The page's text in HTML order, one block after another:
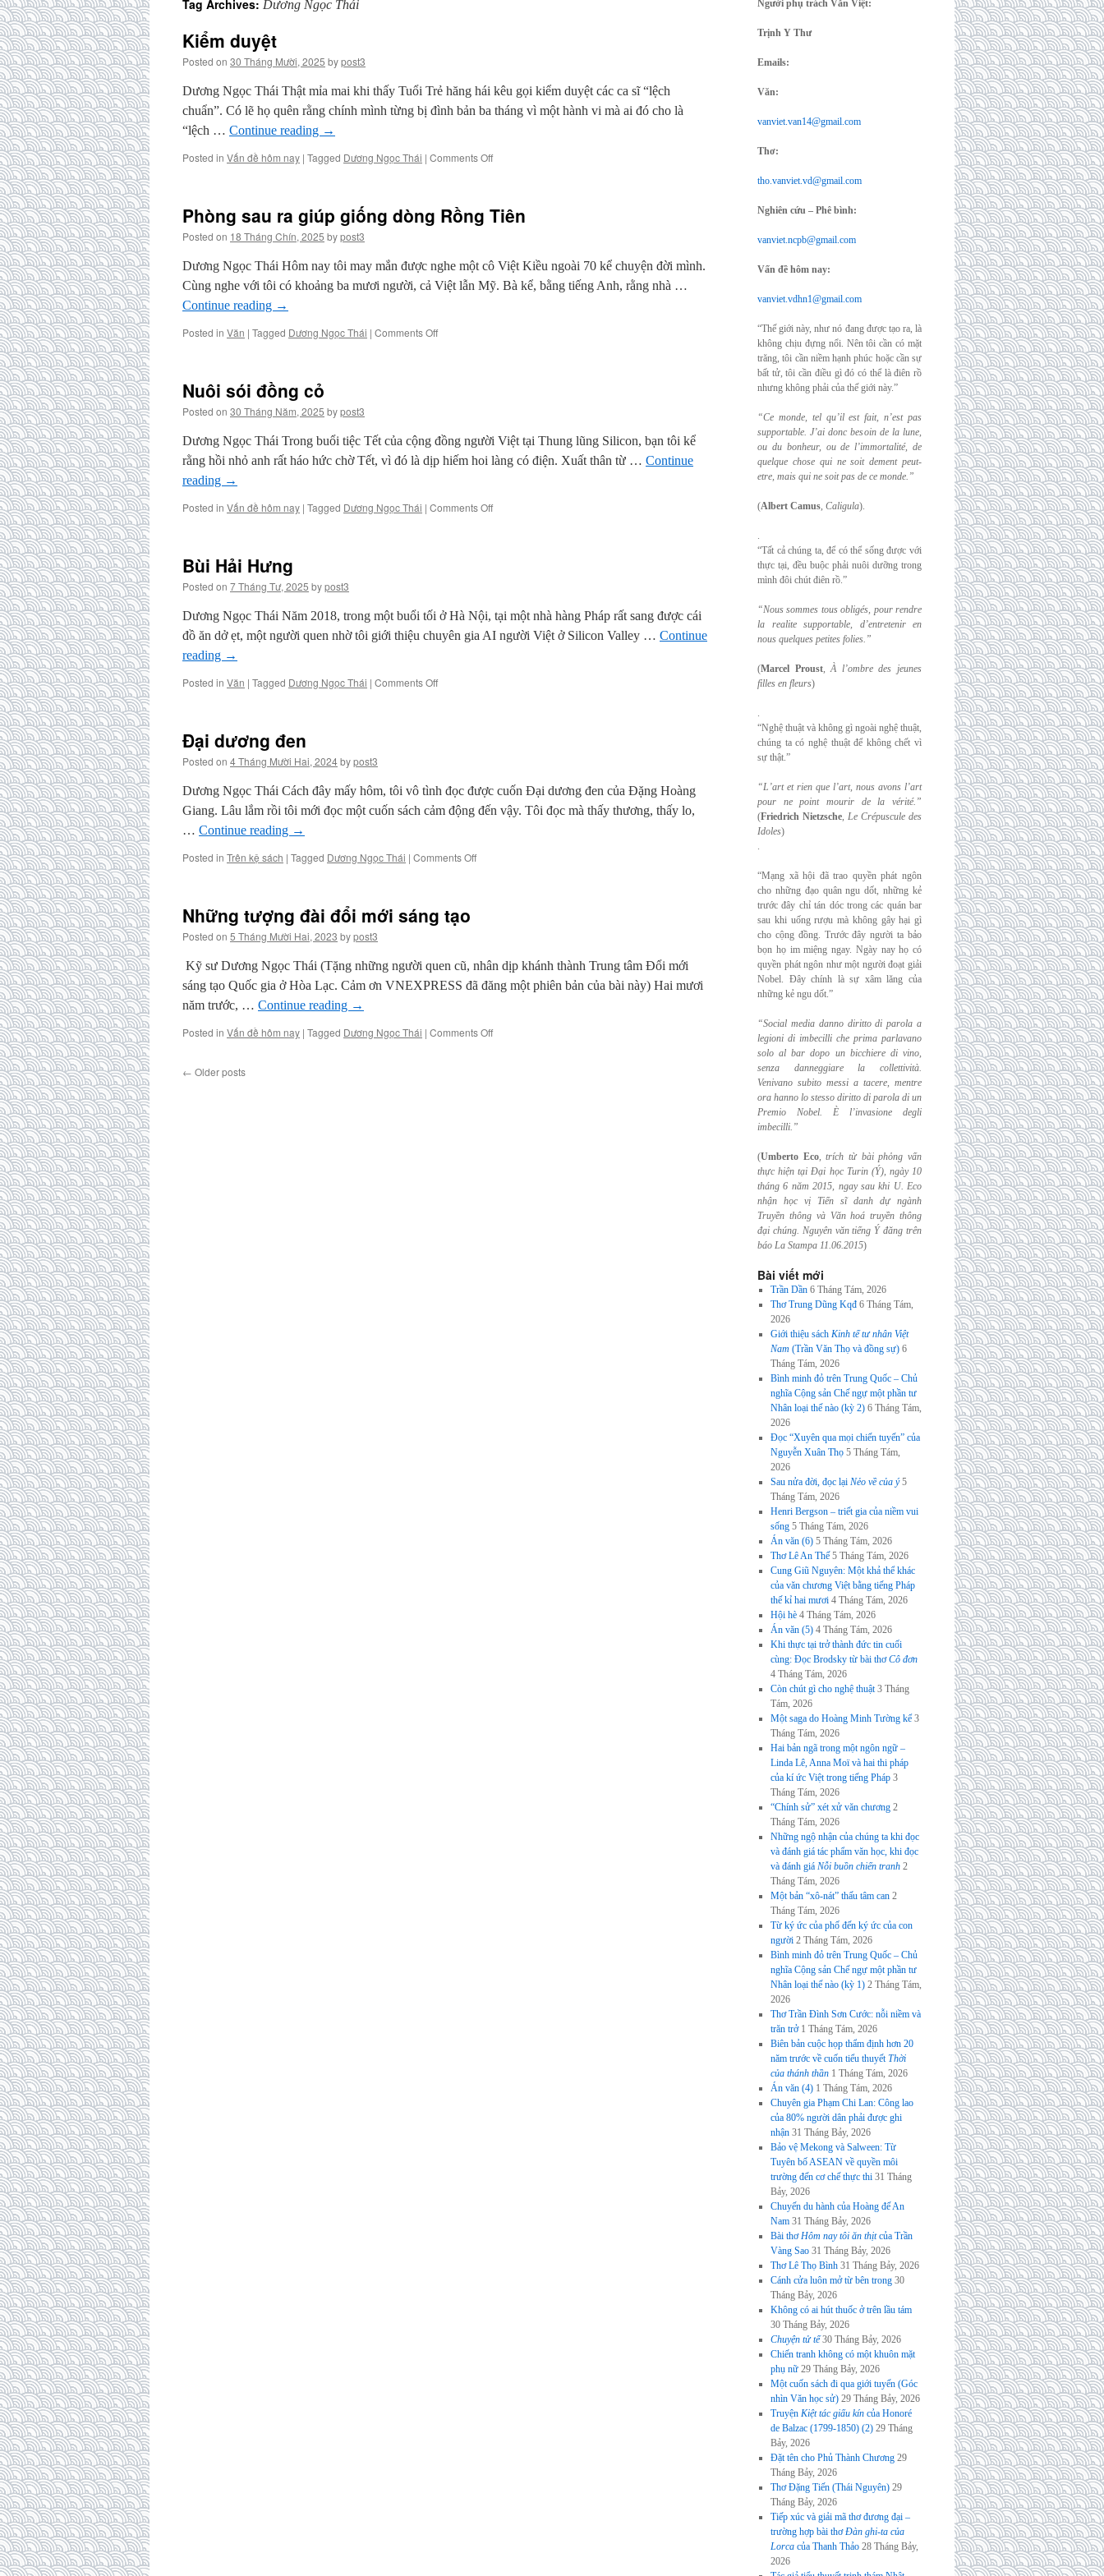
Tag Archives: Dương Ngọc Thái
Kiểm duyệt
Posted on 30 Tháng Mười, 2025 bypost3
Dương Ngọc Thái Thật mỉa mai khi thấy Tuổi Trẻ hăng hái kêu gọi kiểm duyệt các ca sĩ “lệch
chuẩn”. Có lẽ họ quên rằng chính mình từng bị đình bản ba tháng vì một hành vi mà ai đó cho là
“lệch … Continue reading →
Posted in Vấn đề hôm nay | Tagged Dương Ngọc Thái | Comments Offon
Phòng sau ra giúp giống dòng Rồng Tiên
Posted on 18 Tháng Chín, 2025 bypost3
Dương Ngọc Thái Hôm nay tôi may mắn được nghe một cô Việt Kiều ngoài 70 kể chuyện đời mình.
Cùng nghe với tôi có khoảng ba mươi người, cả Việt lẫn Mỹ. Bà kể, bằng tiếng Anh, rằng nhà …
Continue reading →
Posted in Văn | Tagged Dương Ngọc Thái | Comments Offon
Rồng
Tiên
Nuôi sói đồng cỏ
Posted on 30 Tháng Năm, 2025 bypost3
Dương Ngọc Thái Trong buổi tiệc Tết của cộng đồng người Việt tại Thung lũng Silicon, bạn tôi kể
rằng hồi nhỏ anh rất háo hức chờ Tết, vì đó là dịp hiếm hoi làng có điện. Xuất thân từ … Continue
reading →
Posted in Vấn đề hôm nay | Tagged Dương Ngọc Thái | Comments Offon
Bùi Hải Hưng
Posted on 7 Tháng Tư, 2025 bypost3
Dương Ngọc Thái Năm 2018, trong một buổi tối ở Hà Nội, tại một nhà hàng Pháp rất sang được cái
đồ ăn dở ẹt, một người quen nhờ tôi giới thiệu chuyên gia AI người Việt ở Silicon Valley … Continue
reading →
Posted in Văn | Tagged Dương Ngọc Thái | Comments Offon
Đại dương đen
Posted on 4 Tháng Mười Hai, 2024bypost3
Dương Ngọc Thái Cách đây mấy hôm, tôi vô tình đọc được cuốn Đại dương đen của Đặng Hoàng
Giang. Lâu lắm rồi tôi mới đọc một cuốn sách cảm động đến vậy. Tôi đọc mà thấy thương, thấy lo,
… Continue reading →
Posted in Trên kệ sách | Tagged Dương Ngọc Thái | Comments Offon
Những tượng đài đổi mới sáng tạo
Posted on 5 Tháng Mười Hai, 2023 bypost3
Kỹ sư Dương Ngọc Thái (Tặng những người quen cũ, nhân dịp khánh thành Trung tâm Đổi mới
sáng tạo Quốc gia ở Hòa Lạc. Cảm ơn VNEXPRESS đã đăng một phiên bản của bài này) Hai mươi
năm trước, … Continue reading →
Posted in Vấn đề hôm nay | Tagged Dương Ngọc Thái | Comments Offon
← Older posts
Người phụ trách Văn Việt:
Trịnh Y Thư
Emails:
Văn:
vanviet.van14@gmail.com
Thơ:
tho.vanviet.vd@gmail.com
Nghiên cứu – Phê bình:
vanviet.ncpb@gmail.com
Vấn đề hôm nay:
vanviet.vdhn1@gmail.com
“Thế giới này, như nó đang được tạo ra, là
không chịu đựng nổi. Nên tôi cần có mặt
trăng, tôi cần niềm hạnh phúc hoặc cần sự
bất tử, tôi cần điều gì đó có thể là điên rồ
nhưng không phải của thế giới này.”
“Ce monde, tel qu’il est fait, n’est pas
supportable. J’ai donc besoin de la lune,
ou du bonheur, ou de l’immortalité, de
quelque chose qui ne soit dement peut-
etre, mais qui ne soit pas de ce monde.”
(Albert Camus, Caligula).
.
“Tất cả chúng ta, để có thể sống được với
thực tại, đều buộc phải nuôi dưỡng trong
mình đôi chút điên rồ.”
“Nous sommes tous obligés, pour rendre
la realite supportable, d’entretenir en
nous quelques petites folies.”
(Marcel Proust,À l’ombre des jeunes
filles en fleurs)
.
“Nghệ thuật và không gì ngoài nghệ thuật,
chúng ta có nghệ thuật để không chết vì
sự thật.”
“L’art et rien que l’art, nous avons l’art
pour ne point mourir de la vérité.”
(Friedrich Nietzsche, Le Crépuscule des
Idoles)
.
“Mạng xã hội đã trao quyền phát ngôn
cho những đạo quân ngu dốt, những kẻ
trước đây chỉ tán dóc trong các quán bar
sau khi uống rượu mà không gây hại gì
cho cộng đồng. Trước đây người ta bảo
bọn họ im miệng ngay. Ngày nay họ có
quyền phát ngôn như một người đoạt giải
Nobel. Đây chính là sự xâm lăng của
những kẻ ngu dốt.”
“Social media danno diritto di parola a
legioni di imbecilli che prima parlavano
solo albar dopo un bicchiere di vino,
senza danneggiare la collettività.
Venivano subito messi a tacere, mentre
ora hanno lo stesso diritto di parola di un
Premio Nobel. È l’invasione degli
imbecilli.”
(Umberto Eco,trích từ bài phỏng vấn
thực hiện tại Đại học Turin (Ý), ngày 10
tháng 6 năm 2015, ngay sau khi U. Eco
nhận học vị Tiến sĩ danh dự ngành
Truyền thông và Văn hoá truyền thông
đại chúng. Nguyên văn tiếng Ý đăng trên
báo La Stampa 11.06.2015)
Bài viết mới
Trần Dần 6 Tháng Tám, 2026
Thơ Trung Dũng Kqđ 6 Tháng Tám,
2026
Giới thiệu sách Kinh tế tư nhân Việt
Nam (Trần Văn Thọ và đồng sự) 6
Tháng Tám, 2026
Bình minh đỏ trên Trung Quốc – Chủ
nghĩa Cộng sản Chế ngự một phần tư
Nhân loại thế nào (kỳ 2) 6 Tháng Tám,
2026
Đọc “Xuyên qua mọi chiến tuyến” của
Nguyễn Xuân Thọ 5 Tháng Tám,
2026
Sau nửa đời, đọc lại Nẻo về của ý 5
Tháng Tám, 2026
Henri Bergson – triết gia của niềm vui
sống 5 Tháng Tám, 2026
Án văn (6) 5 Tháng Tám, 2026
Thơ Lê An Thế 5 Tháng Tám, 2026
Cung Giũ Nguyên: Một khả thể khác
của văn chương Việt bằng tiếng Pháp
thế kỉ hai mươi 4 Tháng Tám, 2026
Hội hè 4 Tháng Tám, 2026
Án văn (5) 4 Tháng Tám, 2026
Khi thực tại trở thành đức tin cuối
cùng: Đọc Brodsky từ bài thơCô đơn
4 Tháng Tám, 2026
Còn chút gì cho nghệ thuật 3 Tháng
Tám, 2026
Một saga do Hoàng Minh Tường kể 3
Tháng Tám, 2026
Hai bản ngã trong một ngôn ngữ –
Linda Lê, Anna Moï và hai thi pháp
của kí ức Việt trong tiếng Pháp 3
Tháng Tám, 2026
“Chính sử” xét xử văn chương 2
Tháng Tám, 2026
Những ngộ nhận của chúng ta khi đọc
và đánh giá tác phẩm văn học, khi đọc
và đánh giá Nỗi buồn chiến tranh 2
Tháng Tám, 2026
Một bản “xô-nát” thấu tâm can 2
Tháng Tám, 2026
Từ ký ức của phố đến ký ức của con
người 2 Tháng Tám, 2026
Bình minh đỏ trên Trung Quốc – Chủ
nghĩa Cộng sản Chế ngự một phần tư
Nhân loại thế nào (kỳ 1) 2 Tháng Tám,
2026
Thơ Trần Đình Sơn Cước: nỗi niềm và
trăn trở 1 Tháng Tám, 2026
Biên bản cuộc họp thẩm định hơn 20
năm trước về cuốn tiểu thuyếtThời
của thánh thần 1 Tháng Tám, 2026
Án văn (4) 1 Tháng Tám, 2026
Chuyên gia Phạm Chi Lan: Công lao
của 80% người dân phải được ghi
nhận 31 Tháng Bảy, 2026
Bảo vệ Mekong và Salween: Từ
Tuyên bố ASEAN về quyền môi
trường đến cơ chế thực thi 31 Tháng
Bảy, 2026
Chuyến du hành của Hoàng đế An
Nam 31 Tháng Bảy, 2026
Bài thơHôm nay tôi ăn thịtcủa Trần
Vàng Sao 31 Tháng Bảy, 2026
Thơ Lê Thọ Bình 31 Tháng Bảy, 2026
Cánh cửa luôn mở từ bên trong 30
Tháng Bảy, 2026
Không có ai hút thuốc ở trên lầu tám
30 Tháng Bảy, 2026
Chuyện tử tế 30 Tháng Bảy, 2026
Chiến tranh không có một khuôn mặt
phụ nữ 29 Tháng Bảy, 2026
Một cuốn sách đi qua giới tuyến (Góc
nhìn Văn học sử) 29 Tháng Bảy, 2026
Truyện Kiệt tác giấu kíncủa Honoré
de Balzac (1799-1850) (2) 29 Tháng
Bảy, 2026
Đặt tên cho Phủ Thành Chương 29
Tháng Bảy, 2026
Thơ Đặng Tiến (Thái Nguyên) 29
Tháng Bảy, 2026
Tiếp xúc và giải mã thơ đương đại –
trường hợp bài thơĐàn ghi-ta của
Lorcacủa Thanh Thảo 28 Tháng Bảy,
2026